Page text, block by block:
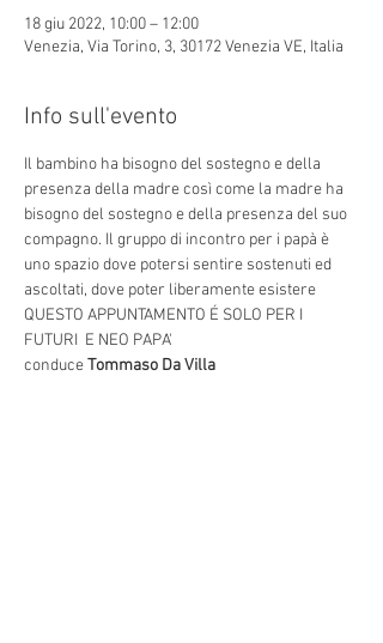
18 giu 2022, 10:00 – 12:00
Venezia, Via Torino, 3, 30172 Venezia VE, Italia
Info sull'evento
Il bambino ha bisogno del sostegno e della
presenza della madre così come la madre ha
bisogno del sostegno e della presenza del suo
compagno. Il gruppo di incontro per i papà è
uno spazio dove potersi sentire sostenuti ed
ascoltati, dove poter liberamente esistere
QUESTO APPUNTAMENTO É SOLO PER I
FUTURI  E NEO PAPA'
conduce Tommaso Da Villa